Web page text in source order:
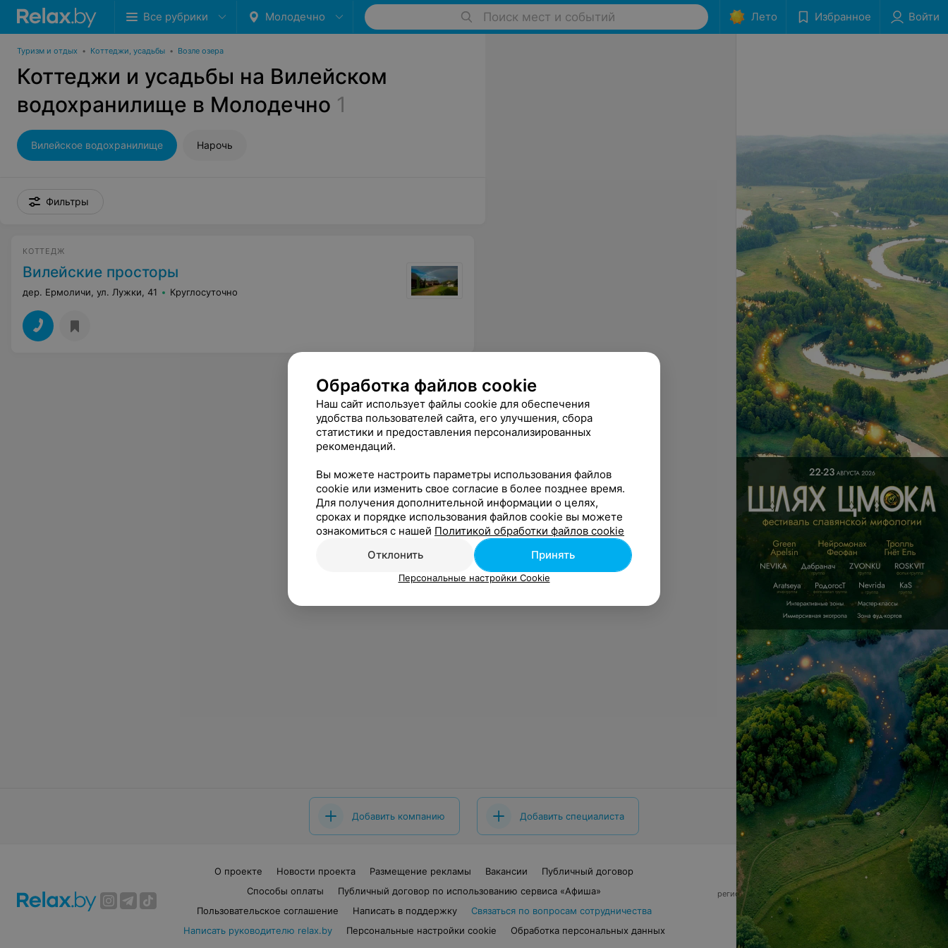
Все рубрики Молодечно Поиск мест и событий Лето Избранное Войти
Туризм и отдых • Коттеджи, усадьбы • Возле озера
Коттеджи и усадьбы на Вилейском
водохранилище в Молодечно 1
Вилейское водохранилище Нарочь
Фильтры
КОТТЕДЖ
Вилейские просторы
дер. Ермоличи, ул. Лужки, 41 Круглосуточно
Добавить компанию Добавить специалиста
О проекте Новости проекта Размещение рекламы Вакансии
Публичный договор
Способы оплаты
Публичный договор по использованию сервиса «Афиша»
Пользовательское соглашение
Написать в поддержку
Связаться по вопросам сотрудничества
Написать руководителю relax.by
Персональные настройки cookie Обработка персональных данных
© 2026 ООО «Артокс Лаб», УНП 191700409,
регистрирующий орган - Минский горисполком
220012, Республика Беларусь, г. Минск,
улица Толбухина, 2, пом. 16 | info@relax.by
Обработка файлов cookie
Наш сайт использует файлы cookie для обеспечения
удобства пользователей сайта, его улучшения, сбора
статистики и предоставления персонализированных
рекомендаций.
Вы можете настроить параметры использования файлов
cookie или изменить свое согласие в более позднее время.
Для получения дополнительной информации о целях,
сроках и порядке использования файлов cookie вы можете
ознакомиться с нашей Политикой обработки файлов cookie
Отклонить
Принять
Персональные настройки Cookie